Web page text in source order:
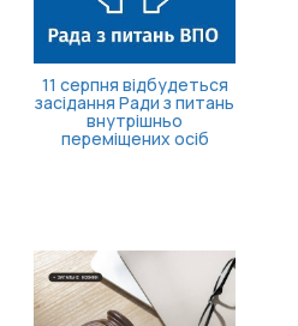
Борщівник: що це за
рослина і чим вона
небезпечна?